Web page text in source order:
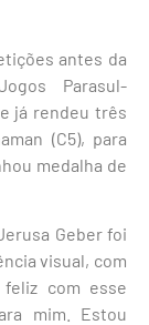
antes da
Parasul-
já rendeu três
(C5), para
medalha de
Geber foi
visual, com
feliz com esse
mim. Estou